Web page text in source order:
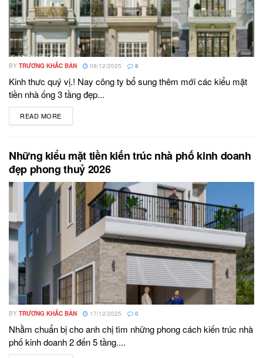
BY TRƯƠNG KHẮC BẢN 08/12/2025 8
Kinh thưc quý vị.! Nay công ty bổ sung thêm mới các kiểu mặt
tiền nhà ống 3 tầng đẹp...
READ MORE
Những kiểu mặt tiền kiến trúc nhà phố kinh doanh
đẹp phong thuỷ 2026
BY TRƯƠNG KHẮC BẢN 17/12/2025 0
Nhằm chuẩn bị cho anh chị tìm những phong cách kiến trúc nhà
phố kinh doanh 2 đến 5 tầng....